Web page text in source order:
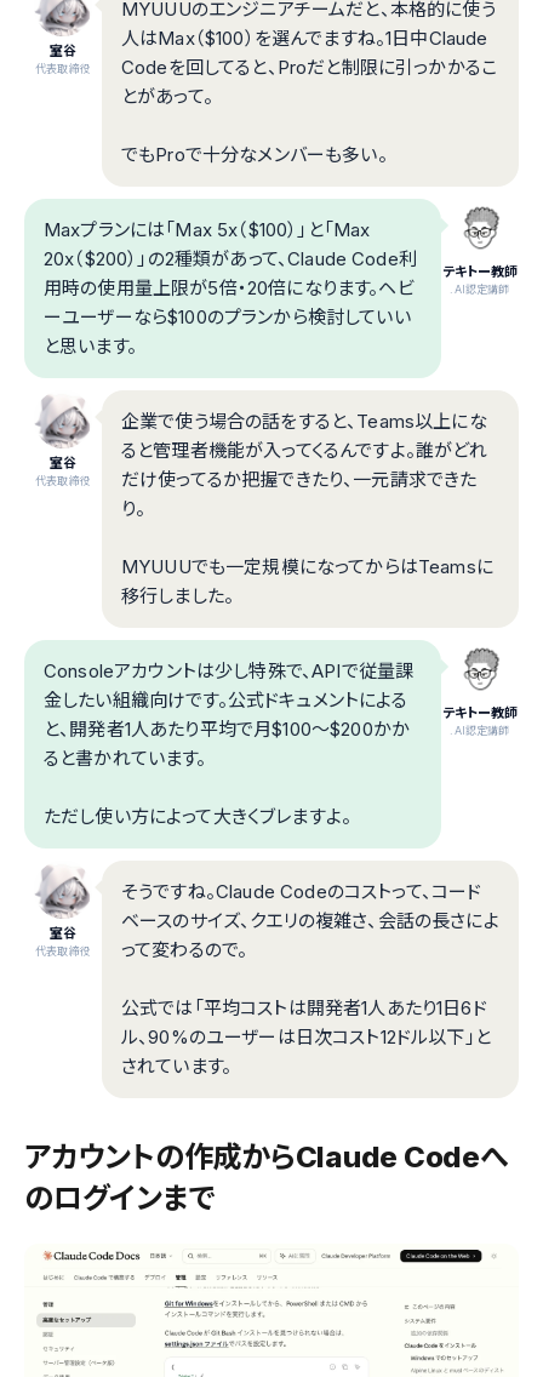
室谷
代表取締役
MYUUUのエンジニアチームだと、本格的に使う
人はMax（$100）を選んでますね。1日中Claude
Codeを回してると、Proだと制限に引っかかるこ
とがあって。
でもProで十分なメンバーも多い。
テキトー教師
.AI認定講師
Maxプランには「Max 5x（$100）」と「Max
20x（$200）」の2種類があって、Claude Code利
用時の使用量上限が5倍・20倍になります。ヘビ
ーユーザーなら$100のプランから検討していい
と思います。
室谷
代表取締役
企業で使う場合の話をすると、Teams以上にな
ると管理者機能が入ってくるんですよ。誰がどれ
だけ使ってるか把握できたり、一元請求できた
り。
MYUUUでも一定規模になってからはTeamsに
移行しました。
テキトー教師
.AI認定講師
Consoleアカウントは少し特殊で、APIで従量課
金したい組織向けです。公式ドキュメントによる
と、開発者1人あたり平均で月$100〜$200かか
ると書かれています。
ただし使い方によって大きくブレますよ。
室谷
代表取締役
そうですね。Claude Codeのコストって、コード
ベースのサイズ、クエリの複雑さ、会話の長さによ
って変わるので。
公式では「平均コストは開発者1人あたり1日6ド
ル、90%のユーザーは日次コスト12ドル以下」と
されています。
アカウントの作成からClaude Codeへ
のログインまで